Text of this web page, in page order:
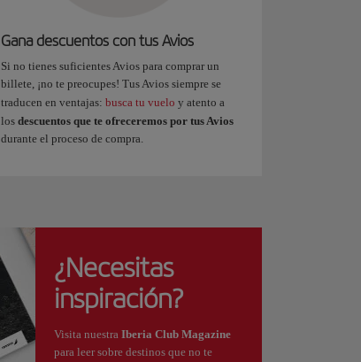
Gana descuentos con tus Avios
Si no tienes suficientes Avios para comprar un
billete, ¡no te preocupes! Tus Avios siempre se
traducen en ventajas: busca tu vuelo y atento a
los descuentos que te ofreceremos por tus Avios
durante el proceso de compra.
¿Necesitas
inspiración?
Visita nuestra Iberia Club Magazine
para leer sobre destinos que no te